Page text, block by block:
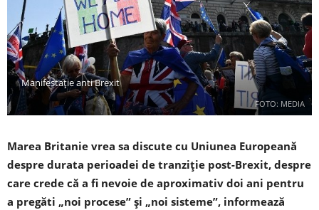
FOTO: MEDIA
Manifestație anti Brexit
Marea Britanie vrea sa discute cu Uniunea Europeană
despre durata perioadei de tranziție post-Brexit, despre
care crede că a fi nevoie de aproximativ doi ani pentru
a pregăti „noi procese” și „noi sisteme”, informează